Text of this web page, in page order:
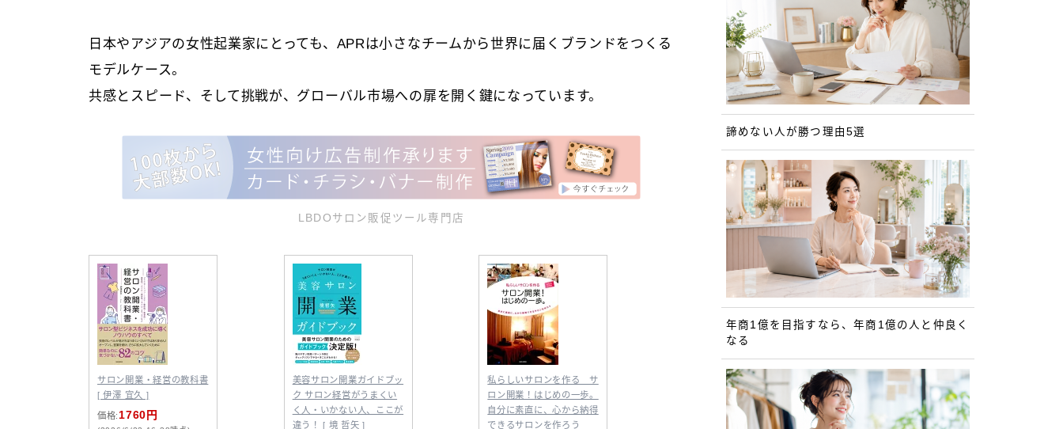
日本やアジアの女性起業家にとっても、APRは小さなチームから世界に届くブランドをつくる
モデルケース。
共感とスピード、そして挑戦が、グローバル市場への扉を開く鍵になっています。
LBDOサロン販促ツール専門店
サロン開業・経営の教科書
[ 伊澤 宜久 ]
価格: 1760円
美容サロン開業ガイドブッ
ク サロン経営がうまくい
く人・いかない人、ここが
違う！ [ 境 哲矢 ]
私らしいサロンを作る サ
ロン開業！はじめの一歩。
自分に素直に、心から納得
できるサロンを作ろう
諦めない人が勝つ理由5選
年商1億を目指すなら、年商1億の人と仲良く
なる